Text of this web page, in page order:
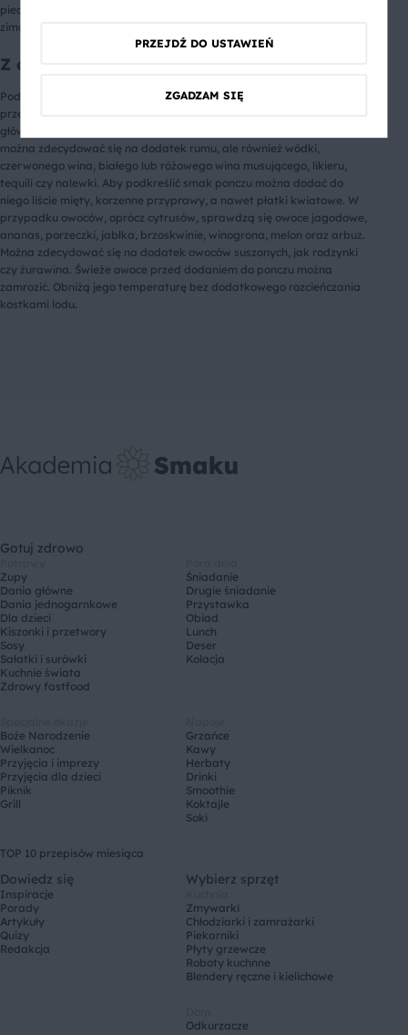
pieczonym mięsem. W wersji na ciepło sprawdzi się w okresie
zimowym jako alternatywa dla grzanego wina.
Z czego zrobić poncz?
Podczas przygotowywania ponczu można dokładnie przestrzegać
przepisów lub kierować się własnymi preferencjami, zachowując
główne zasady (np. dodatek cytrusów i herbaty). Z alkoholi do ponczu
można zdecydować się na dodatek rumu, ale również wódki,
czerwonego wina, białego lub różowego wina musującego, likieru,
tequili czy nalewki. Aby podkreślić smak ponczu można dodać do
niego liście mięty, korzenne przyprawy, a nawet płatki kwiatowe. W
przypadku owoców, oprócz cytrusów, sprawdzą się owoce jagodowe,
ananas, porzeczki, jabłka, brzoskwinie, winogrona, melon oraz arbuz.
Można zdecydować się na dodatek owoców suszonych, jak rodzynki
czy żurawina. Świeże owoce przed dodaniem do ponczu można
zamrozić. Obniżą jego temperaturę bez dodatkowego rozcieńczania
kostkami lodu.
Gotuj zdrowo
Zupy
Dania główne
Dania jednogarnkowe
Dla dzieci
Kiszonki i przetwory
Sosy
Sałatki i surówki
Kuchnie świata
Zdrowy fastfood
Śniadanie
Drugie śniadanie
Przystawka
Obiad
Lunch
Deser
Kolacja
Boże Narodzenie
Wielkanoc
Przyjęcia i imprezy
Przyjęcia dla dzieci
Piknik
Grill
Grzańce
Kawy
Herbaty
Drinki
Smoothie
Koktajle
Soki
TOP 10 przepisów miesiąca
Dowiedz się
Inspiracje
Porady
Artykuły
Quizy
Redakcja
Wybierz sprzęt
Zmywarki
Chłodziarki i zamrażarki
Piekarniki
Płyty grzewcze
Roboty kuchnne
Blendery ręczne i kielichowe
Odkurzacze
PRZEJDŹ DO USTAWIEŃ
ZGADZAM SIĘ